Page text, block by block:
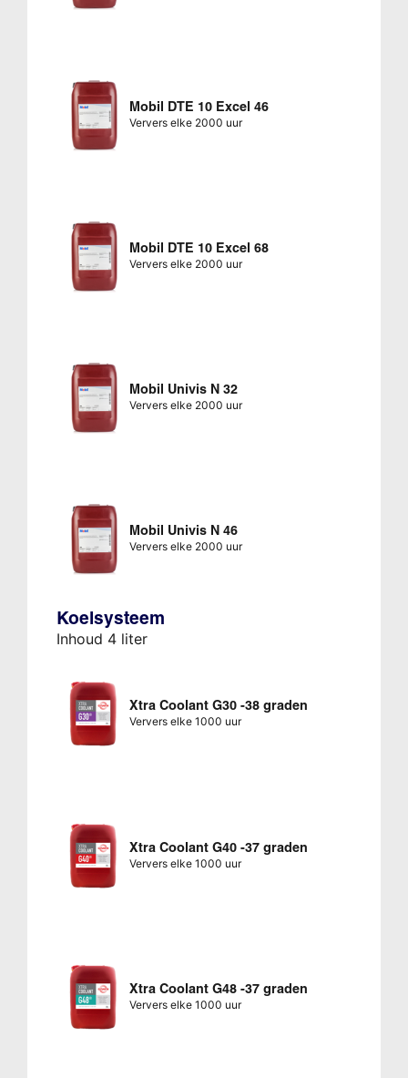
Mobil DTE 10 Excel 46
Ververs elke 2000 uur
Mobil DTE 10 Excel 68
Ververs elke 2000 uur
Mobil Univis N 32
Ververs elke 2000 uur
Mobil Univis N 46
Ververs elke 2000 uur
Koelsysteem
Inhoud 4 liter
Xtra Coolant G30 -38 graden
Ververs elke 1000 uur
Xtra Coolant G40 -37 graden
Ververs elke 1000 uur
Xtra Coolant G48 -37 graden
Ververs elke 1000 uur